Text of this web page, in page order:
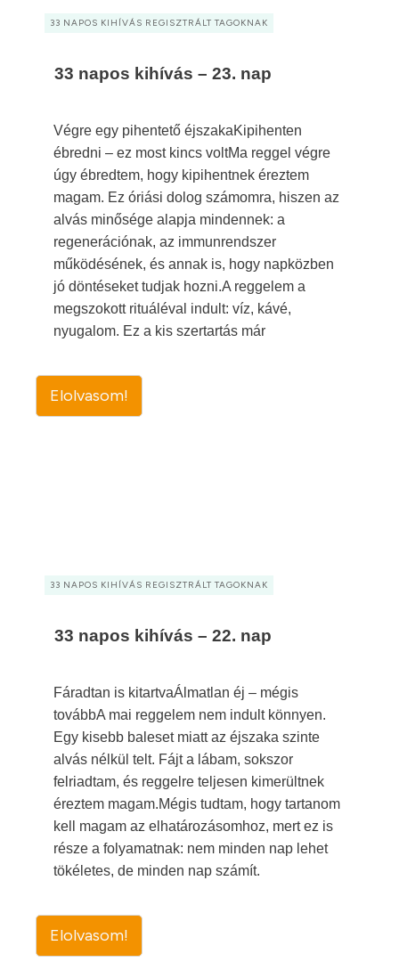
33 NAPOS KIHÍVÁS REGISZTRÁLT TAGOKNAK
33 napos kihívás – 23. nap
Végre egy pihentető éjszakaKipihenten
ébredni – ez most kincs voltMa reggel végre
úgy ébredtem, hogy kipihentnek éreztem
magam. Ez óriási dolog számomra, hiszen az
alvás minősége alapja mindennek: a
regenerációnak, az immunrendszer
működésének, és annak is, hogy napközben
jó döntéseket tudjak hozni.A reggelem a
megszokott rituáléval indult: víz, kávé,
nyugalom. Ez a kis szertartás már
Elolvasom!
33 NAPOS KIHÍVÁS REGISZTRÁLT TAGOKNAK
33 napos kihívás – 22. nap
Fáradtan is kitartvaÁlmatlan éj – mégis
továbbA mai reggelem nem indult könnyen.
Egy kisebb baleset miatt az éjszaka szinte
alvás nélkül telt. Fájt a lábam, sokszor
felriadtam, és reggelre teljesen kimerültnek
éreztem magam.Mégis tudtam, hogy tartanom
kell magam az elhatározásomhoz, mert ez is
része a folyamatnak: nem minden nap lehet
tökéletes, de minden nap számít.
Elolvasom!